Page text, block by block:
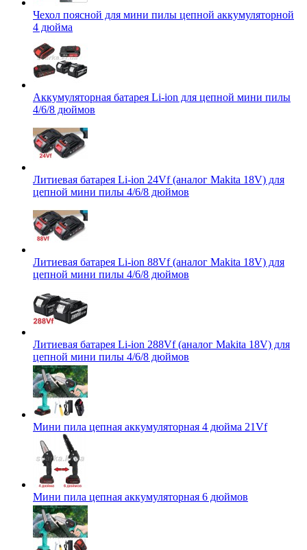
Чехол поясной для мини пилы цепной аккумуляторной
4 дюйма
Аккумуляторная батарея Li-ion для цепной мини пилы
4/6/8 дюймов
Литиевая батарея Li-ion 24Vf (аналог Makita 18V) для
цепной мини пилы 4/6/8 дюймов
Литиевая батарея Li-ion 88Vf (аналог Makita 18V) для
цепной мини пилы 4/6/8 дюймов
Литиевая батарея Li-ion 288Vf (аналог Makita 18V) для
цепной мини пилы 4/6/8 дюймов
Мини пила цепная аккумуляторная 4 дюйма 21Vf
Мини пила цепная аккумуляторная 6 дюймов